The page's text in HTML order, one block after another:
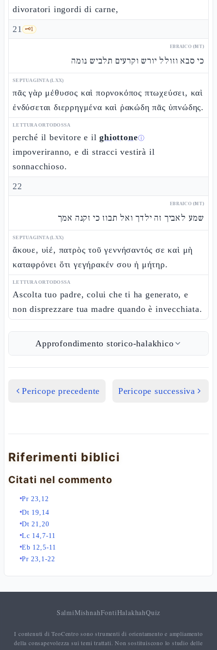
divoratori ingordi di carne,
21 🗝️1
EBRAICO (MT)
כי סבא וזולל יורש וקרעים תלביש נומה
SEPTUAGINTA (LXX)
πᾶς γὰρ μέθυσος καὶ πορνοκόπος πτωχεύσει, καὶ
ἐνδύσεται διερρηγμένα καὶ ῥακώδη πᾶς ὑπνώδης.
LETTURA ORTODOSSA
perché il bevitore e ilghiottoneⓘ
impoveriranno, e di stracci vestirà il
sonnacchioso.
22
EBRAICO (MT)
שמע לאביך זה ילדך ואל תבוז כי זקנה אמך
SEPTUAGINTA (LXX)
ἄκουε, υἱέ, πατρὸς τοῦ γεννήσαντός σε καὶ μὴ
καταφρόνει ὅτι γεγήρακέν σου ἡ μήτηρ.
LETTURA ORTODOSSA
Ascolta tuo padre, colui che ti ha generato, e
non disprezzare tua madre quando è invecchiata.
Approfondimento storico-halakhico
Pericope precedente Pericope successiva
Riferimenti biblici
Citati nel commento
Pr 23,12
Dt 19,14
Dt 21,20
Lc 14,7-11
Eb 12,5-11
Pr 23,1-22
SalmiMishnahFontiHalakhahQuiz
I contenuti di TeoCentro sono strumenti di orientamento e ampliamento
della consapevolezza sui temi trattati. Non sostituiscono lo studio delle